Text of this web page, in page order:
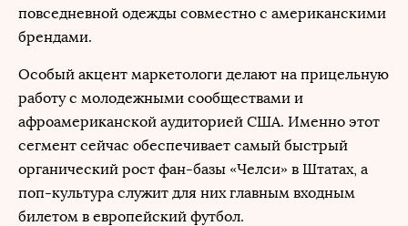
повседневной одежды совместно с американскими
брендами.
Особый акцент маркетологи делают на прицельную
работу с молодежными сообществами и
афроамериканской аудиторией США. Именно этот
сегмент сейчас обеспечивает самый быстрый
органический рост фан-базы «Челси» в Штатах, а
поп-культура служит для них главным входным
билетом в европейский футбол.